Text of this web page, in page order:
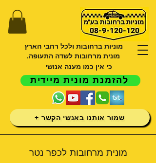
מוניות ברחובות ולכל רחבי הארץ
מונית מרחובות לשדה התעופה.
כי אין כמו מענה אנושי
להזמנת מונית מיידית
שמור אותנו באנשי הקשר +
מונית מרחובות לכפר נטר